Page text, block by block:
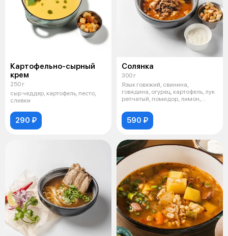
Картофельно-сырный
крем
250 г
сыр чеддер, картофель, песто,
сливки
290 ₽
Солянка
300 г
Язык говяжий, свинина,
говядина, огурец, картофель, лук
репчатый, помидор, лимон,
590 ₽